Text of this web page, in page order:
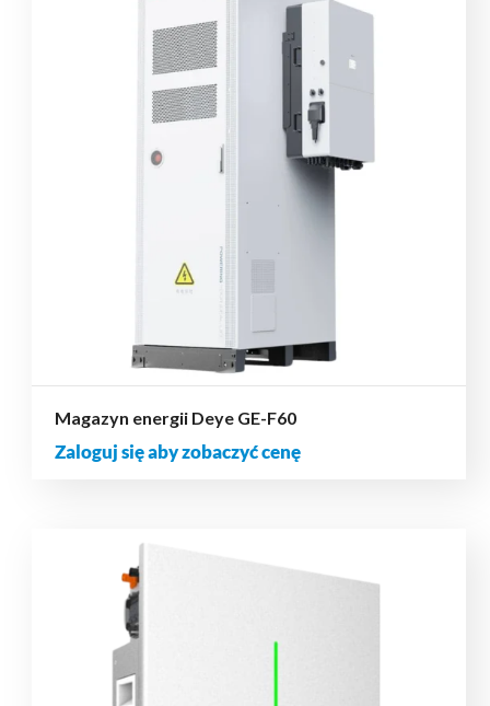
Magazyn energii Deye GE-F60
Zaloguj się aby zobaczyć cenę